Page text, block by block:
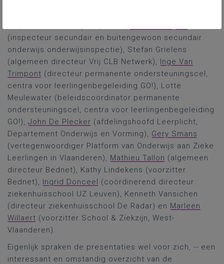
(inspecteur secundair en buitengewoon secundair
onderwijs onderwijsinspectie), Stefan Grielens
(algemeen directeur Vrij CLB Netwerk), Inge Van
Trimpont (directeur permanente ondersteuningscel,
centra voor leerlingenbegeleiding GO!), Lotte
Meulewater (beleidscoördinator permanente
ondersteuningscel, centra voor leerlingenbegeleiding
GO!), John De Plecker (afdelingshoofd Leerplicht,
Departement Onderwijs en Vorming), Gery Smans
(vertegenwoordiger Platform van Onderwijs aan Zieke
Leerlingen in Vlaanderen), Mathieu Tallon (algemeen
directeur Bednet), Kathy Lindekens (voorzitter
Bednet), Ingrid Donceel (coördinerend directeur
ziekenhuisschool UZ Leuven), Kenneth Vansichen
(directeur ziekenhuisschool De Radar) en Marleen
Willaert (voorzitter School & Ziekzijn, West-
Vlaanderen).
Eigenlijk spraken de presentaties wel voor zich, -- een
interessant en omstandig overzicht van de